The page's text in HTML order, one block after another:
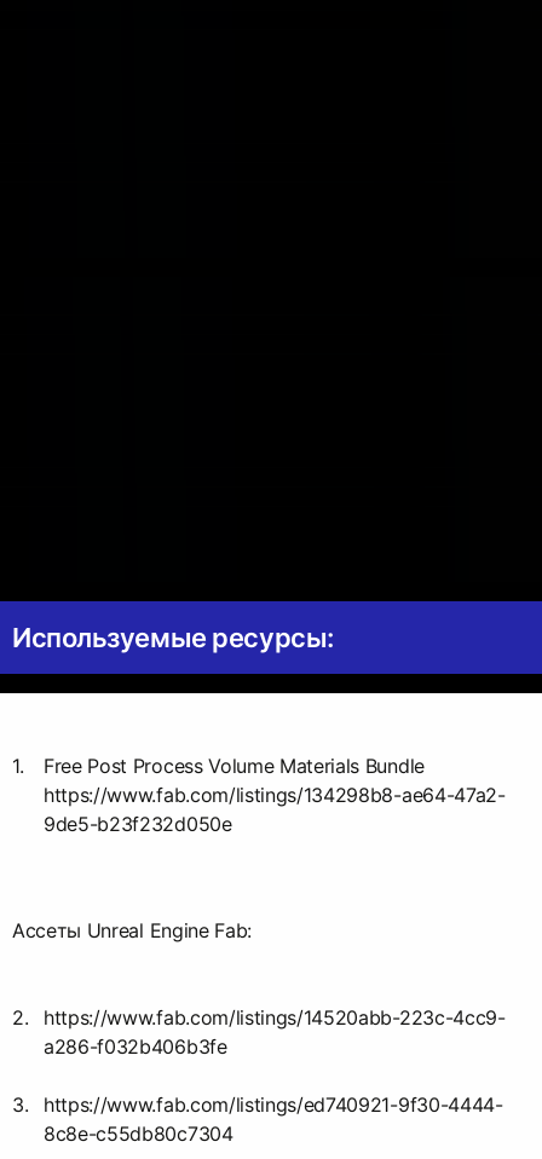
Используемые ресурсы:
Free Post Process Volume Materials Bundle
https://www.fab.com/listings/134298b8-ae64-47a2-
9de5-b23f232d050e
Ассеты Unreal Engine Fab:
https://www.fab.com/listings/14520abb-223c-4cc9-
a286-f032b406b3fe
https://www.fab.com/listings/ed740921-9f30-4444-
8c8e-c55db80c7304